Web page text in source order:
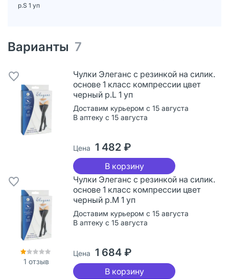
р.S 1 уп
Варианты 7
Чулки Элеганс с резинкой на силик.
основе 1 класс компрессии цвет
черный р.L 1 уп
Доставим курьером с 15 августа
В аптеку с 15 августа
Цена 1 482 ₽
В корзину
1 отзыв
Чулки Элеганс с резинкой на силик.
основе 1 класс компрессии цвет
черный р.M 1 уп
Доставим курьером с 15 августа
В аптеку с 15 августа
Цена 1 684 ₽
В корзину